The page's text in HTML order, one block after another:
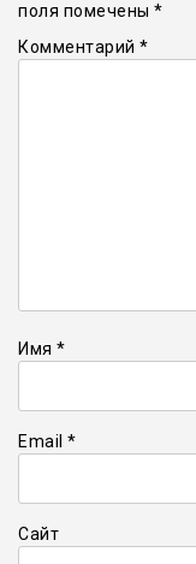
поля помечены *
Комментарий *
Имя *
Email *
Сайт